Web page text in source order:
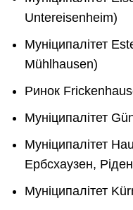
Untereisenheim)
Муніципалітет
Mühlhausen)
Ринок
Муніципалітет
Муніципалітет
Ербсхаузен,
Муніципалітет